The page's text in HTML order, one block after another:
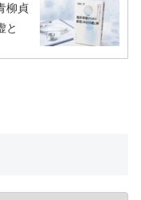
柳貞
と